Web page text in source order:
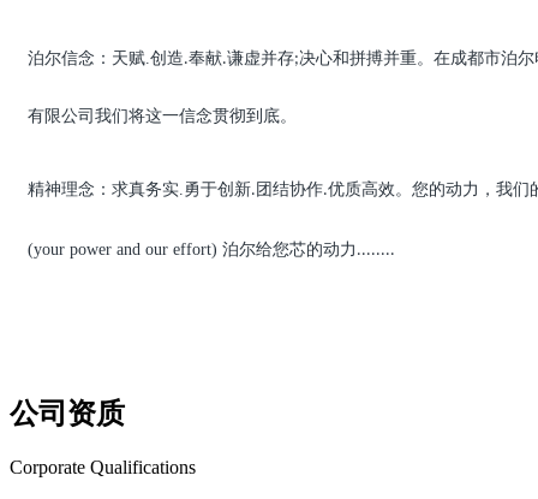
泊尔信念：天赋.创造.奉献.谦虚并存;决心和拼搏并重。在成都市泊尔
有限公司我们将这一信念贯彻到底。
精神理念：求真务实.勇于创新.团结协作.优质高效。 您的动力，我们
(your power and our effort) 泊尔给您芯的动力 ........
公司资质
Corporate Qualifications